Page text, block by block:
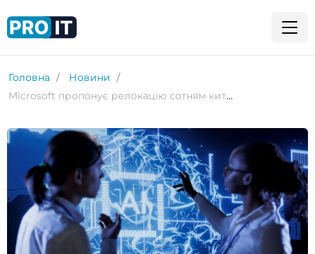
Головна
Новини
Microsoft пропонує релокацію сотням китайських співробітників відділу ШІ